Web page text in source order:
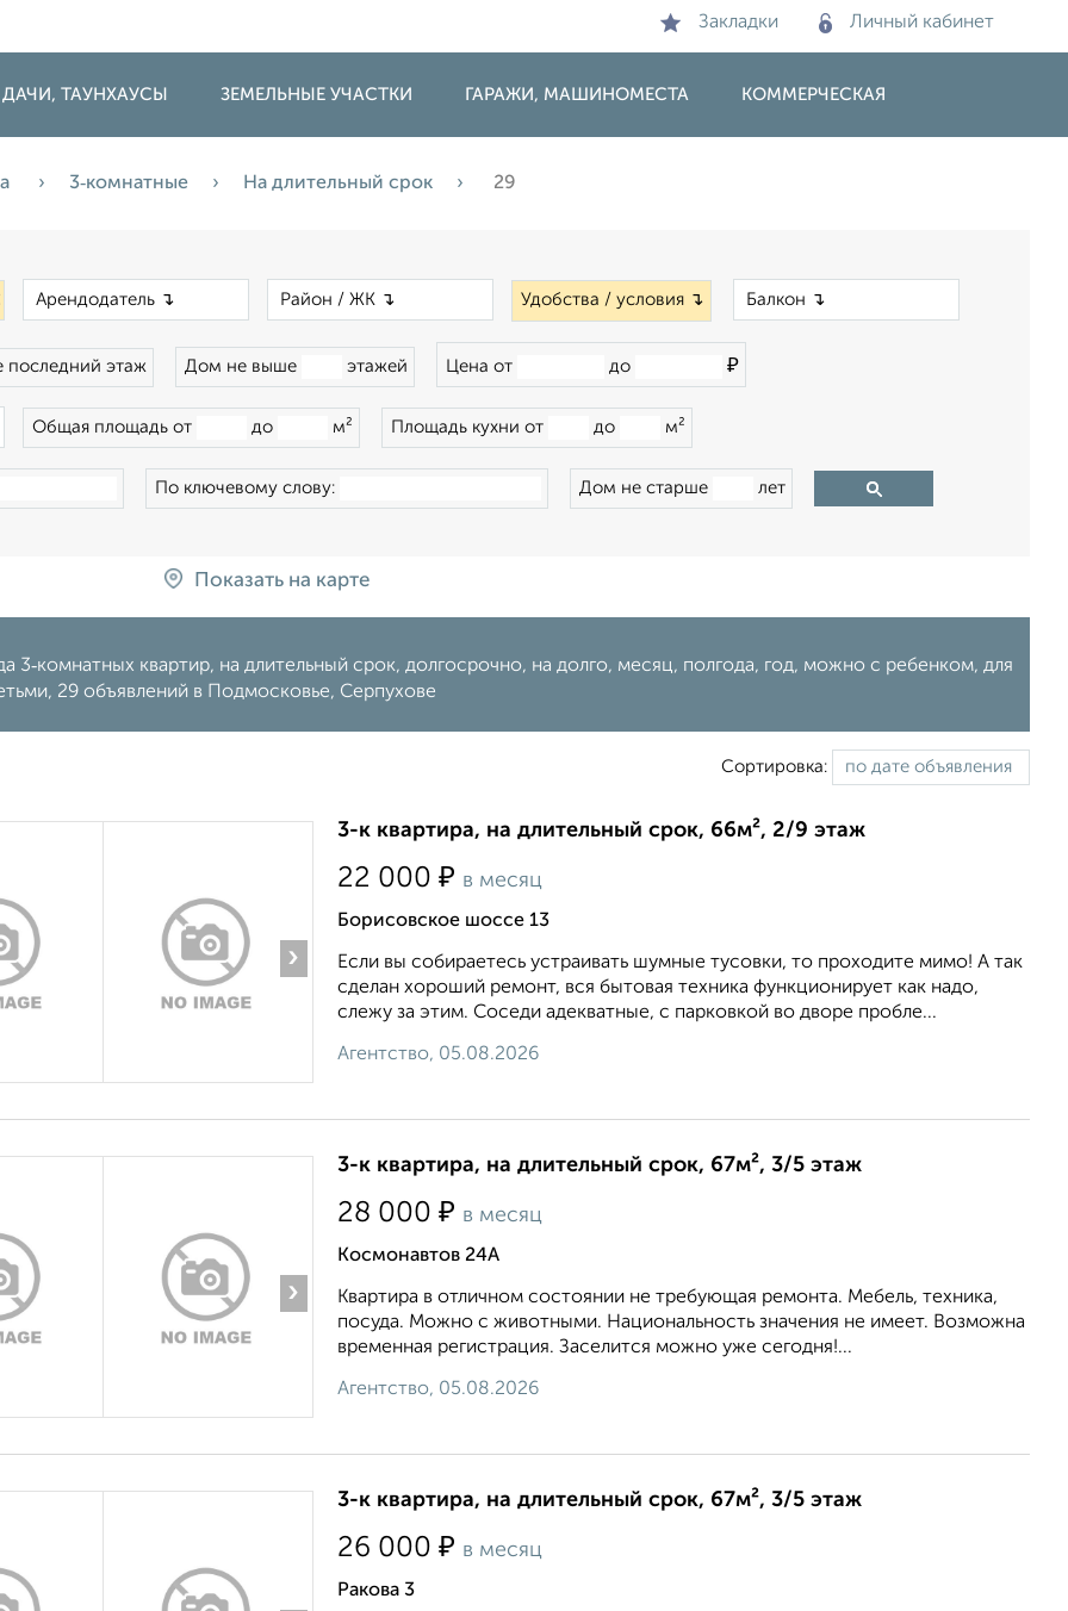
Закладки Личный кабинет
ТАУНХАУСЫ ЗЕМЕЛЬНЫЕ УЧАСТКИ ГАРАЖИ, МАШИНОМЕСТА КОММЕРЧЕСКАЯ
3‑комнатные На длительный срок 29
Удобства / условия ↴
последний этаж Дом не выше этажей Цена от до ₽
Общая площадь от до м² Площадь кухни от до м²
По ключевому слову: Дом не старше лет
Показать на карте
3‑комнатных квартир, на длительный срок, долгосрочно, на долго, месяц, полгода, год, можно с ребенком, для
29 объявлений в Подмосковье, Серпухове
Сортировка:
›
3-к квартира, на длительный срок, 66м², 2/9 этаж
22 000 ₽ в месяц
Борисовское шоссе 13
Если вы собираетесь устраивать шумные тусовки, то проходите мимо! А так
сделан хороший ремонт, вся бытовая техника функционирует как надо,
слежу за этим. Соседи адекватные, с парковкой во дворе пробле...
Агентство, 05.08.2026
›
3-к квартира, на длительный срок, 67м², 3/5 этаж
28 000 ₽ в месяц
Космонавтов 24А
Квартира в отличном состоянии не требующая ремонта. Мебель, техника,
посуда. Можно с животными. Национальность значения не имеет. Возможна
временная регистрация. Заселится можно уже сегодня!...
Агентство, 05.08.2026
3-к квартира, на длительный срок, 67м², 3/5 этаж
26 000 ₽ в месяц
Ракова 3